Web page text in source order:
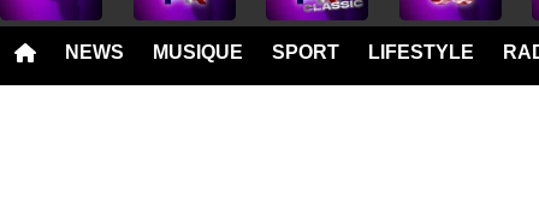
NEWS MUSIQUE SPORT LIFESTYLE